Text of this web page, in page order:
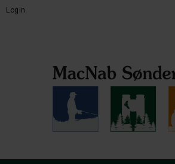
Login